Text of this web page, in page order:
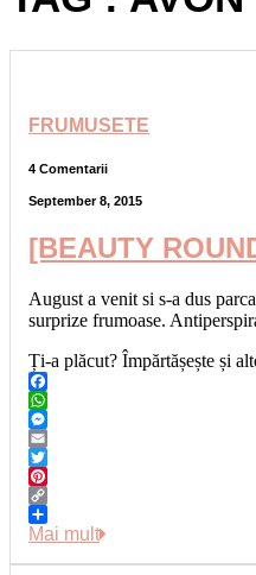
FRUMUSETE
4 Comentarii
September 8, 2015
[BEAUTY
August a venit si s-a dus
surprize frumoase.
Ți-a plăcut? Împărtășește și
Facebook
WhatsApp
Messenger
Email
Twitter
Pinterest
Copy
Link
Share
Mai mult